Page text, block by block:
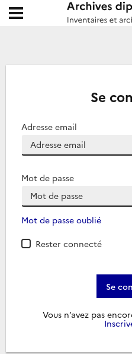
Archives diplomatiques
Ouvrir le menu déroulant
Se
Adresse email
Mot de passe
Mot de passe oublié
Rester connecté
Se
Vous n’avez pas